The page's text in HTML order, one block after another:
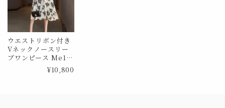
ウエストリボン付き
Vネックノースリー
ブワンピース Me10
¥10,800